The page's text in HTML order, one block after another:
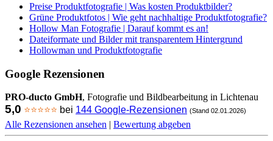
Preise Produktfotografie | Was kosten Produktbilder?
Grüne Produktfotos | Wie geht nachhaltige Produktfotografie?
Hollow Man Fotografie | Darauf kommt es an!
Dateiformate und Bilder mit transparentem Hintergrund
Hollowman und Produktfotografie
Google Rezensionen
PRO-ducto GmbH, Fotografie und Bildbearbeitung in Lichtenau
5,0 ⭐⭐⭐⭐⭐ bei 144 Google-Rezensionen (Stand 02.01.2026)
Alle Rezensionen ansehen | Bewertung abgeben